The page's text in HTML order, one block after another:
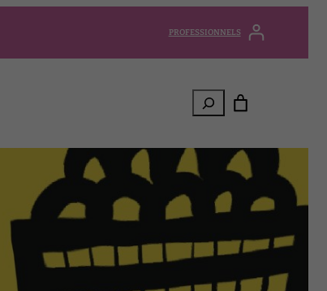
PROFESSIONNELS
Rechercher